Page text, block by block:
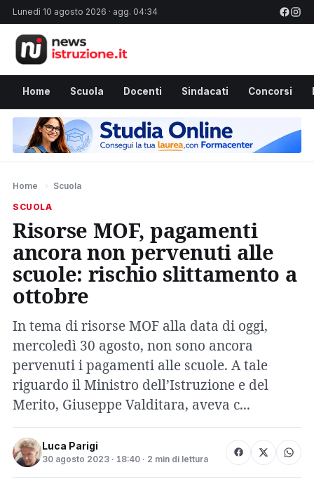
Lunedì 10 agosto 2026 · agg. 04:34
Home Scuola Docenti Sindacati Concorsi
Home › Scuola
SCUOLA
Risorse MOF, pagamenti
ancora non pervenuti alle
scuole: rischio slittamento a
ottobre
In tema di risorse MOF alla data di oggi,
mercoledì 30 agosto, non sono ancora
pervenuti i pagamenti alle scuole. A tale
riguardo il Ministro dell’Istruzione e del
Merito, Giuseppe Valditara, aveva c...
Luca Parigi
30 agosto 2023 · 18:40 · 2 min di lettura